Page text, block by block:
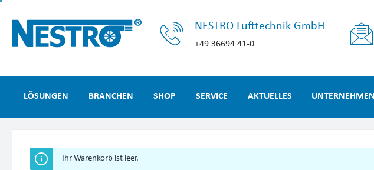
NESTRO Lufttechnik GmbH
+49 36694 41-0
LÖSUNGEN BRANCHEN SHOP SERVICE AKTUELLES UNTERNEHMEN
Ihr Warenkorb ist leer.